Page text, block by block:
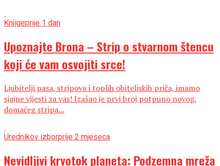
Knjigeprije 1 dan
Upoznajte Brona – Strip o stvarnom štencu
koji će vam osvojiti srce!
Ljubitelji pasa, stripova i toplih obiteljskih priča, imamo
sjajne vijesti za vas! Izašao je prvi broj potpuno novog,
domaćeg stripa...
Urednikov izborprije 2 mjeseca
Nevidljivi krvotok planeta: Podzemna mreža